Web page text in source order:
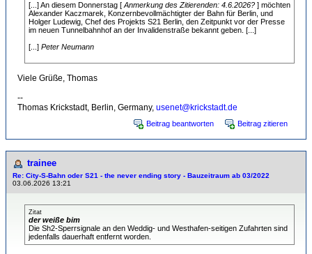
[...] An diesem Donnerstag [ Anmerkung des Zitierenden: 4.6.2026? ] möchten
Alexander Kaczmarek, Konzernbevollmächtigter der Bahn für Berlin, und
Holger Ludewig, Chef des Projekts S21 Berlin, den Zeitpunkt vor der Presse
im neuen Tunnelbahnhof an der Invalidenstraße bekannt geben. [...]
[...] Peter Neumann
Viele Grüße, Thomas
--
Thomas Krickstadt, Berlin, Germany, usenet@krickstadt.de
Beitrag beantworten Beitrag zitieren
trainee
Re: City-S-Bahn oder S21 - the never ending story - Bauzeitraum ab 03/2022
03.06.2026 13:21
Zitat
der weiße bim
Die Sh2-Sperrsignale an den Weddig- und Westhafen-seitigen Zufahrten sind
jedenfalls dauerhaft entfernt worden.